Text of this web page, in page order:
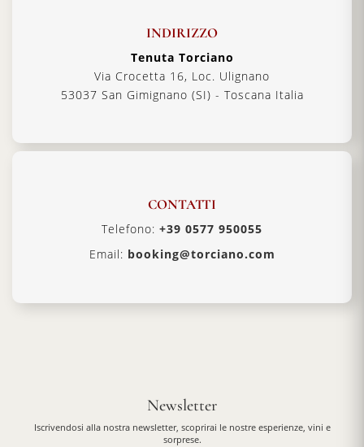
INDIRIZZO
Tenuta Torciano
Via Crocetta 16, Loc. Ulignano
53037 San Gimignano (SI) - Toscana Italia
CONTATTI
Telefono: +39 0577 950055
Email: booking@torciano.com
Newsletter
Iscrivendosi alla nostra newsletter, scoprirai le nostre esperienze, vini e
sorprese.